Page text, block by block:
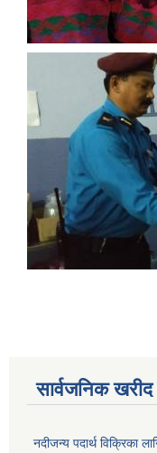
सार्वजनिक
नदीजन्य पदार्थ विक्रिका